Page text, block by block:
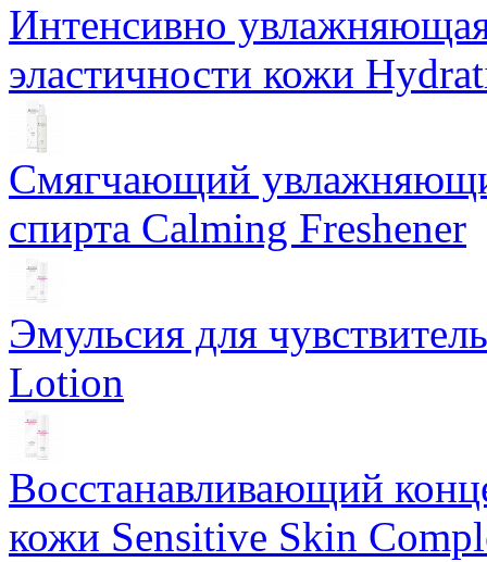
Интенсивно
эластичности кожи
Смягчающий
спирта Calming Freshener
Эмульсия для
Lotion
Восстанавливающий
кожи Sensitive Skin